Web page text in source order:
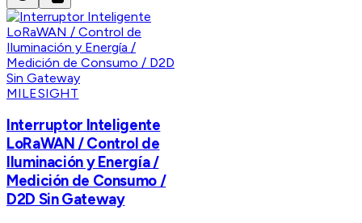
MILESIGHT
Interruptor Inteligente
LoRaWAN / Control de
Iluminación y Energía /
Medición de Consumo /
D2D Sin Gateway